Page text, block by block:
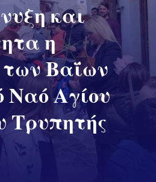
και
η
Βαΐων
Ναό Αγίου
Τρυπητής